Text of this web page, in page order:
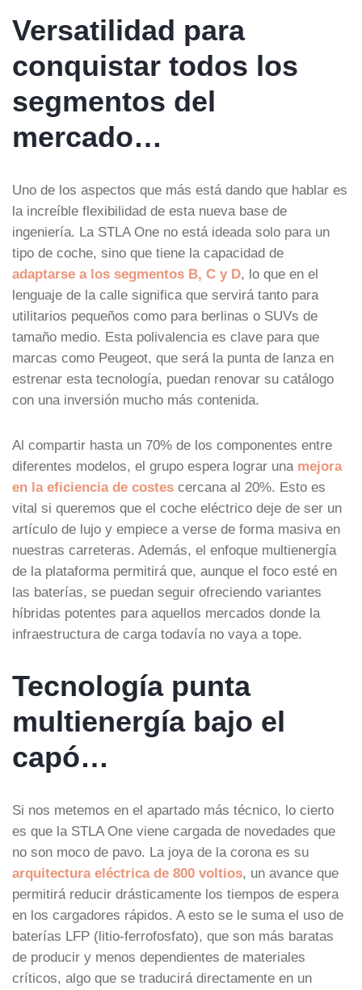
Versatilidad para
conquistar todos los
segmentos del
mercado…
Uno de los aspectos que más está dando que hablar es
la increíble flexibilidad de esta nueva base de
ingeniería. La STLA One no está ideada solo para un
tipo de coche, sino que tiene la capacidad de
adaptarse a los segmentos B, C y D, lo que en el
lenguaje de la calle significa que servirá tanto para
utilitarios pequeños como para berlinas o SUVs de
tamaño medio. Esta polivalencia es clave para que
marcas como Peugeot, que será la punta de lanza en
estrenar esta tecnología, puedan renovar su catálogo
con una inversión mucho más contenida.
Al compartir hasta un 70% de los componentes entre
diferentes modelos, el grupo espera lograr una mejora
en la eficiencia de costes cercana al 20%. Esto es
vital si queremos que el coche eléctrico deje de ser un
artículo de lujo y empiece a verse de forma masiva en
nuestras carreteras. Además, el enfoque multienergía
de la plataforma permitirá que, aunque el foco esté en
las baterías, se puedan seguir ofreciendo variantes
híbridas potentes para aquellos mercados donde la
infraestructura de carga todavía no vaya a tope.
Tecnología punta
multienergía bajo el
capó…
Si nos metemos en el apartado más técnico, lo cierto
es que la STLA One viene cargada de novedades que
no son moco de pavo. La joya de la corona es su
arquitectura eléctrica de 800 voltios, un avance que
permitirá reducir drásticamente los tiempos de espera
en los cargadores rápidos. A esto se le suma el uso de
baterías LFP (litio-ferrofosfato), que son más baratas
de producir y menos dependientes de materiales
críticos, algo que se traducirá directamente en un